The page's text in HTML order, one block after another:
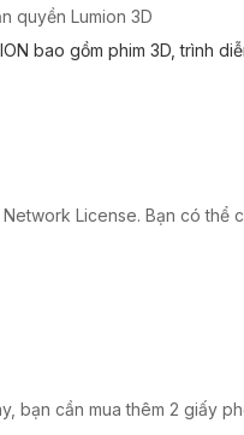
bao gồm phim 3D, trình
License. Bạn có thể
cần mua thêm 2 giấy